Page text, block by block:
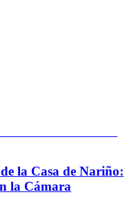
la Casa de Nariño:
la Cámara